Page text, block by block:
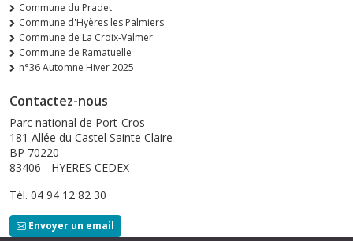
Commune du Pradet
Commune d'Hyères les Palmiers
Commune de La Croix-Valmer
Commune de Ramatuelle
n°36 Automne Hiver 2025
Contactez-nous
Parc national de Port-Cros
181 Allée du Castel Sainte Claire
BP 70220
83406 - HYERES CEDEX
Tél. 04 94 12 82 30
Envoyer un email